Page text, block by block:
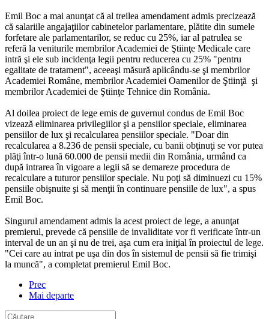
Emil Boc a mai anunţat că al treilea amendament admis precizează
că salariile angajaţiilor cabinetelor parlamentare, plătite din sumele
forfetare ale parlamentarilor, se reduc cu 25%, iar al patrulea se
referă la veniturile membrilor Academiei de Ştiinţe Medicale care
intră şi ele sub incidenţa legii pentru reducerea cu 25% "pentru
egalitate de tratament", aceeaşi măsură aplicându-se şi membrilor
Academiei Române, membrilor Academiei Oamenilor de Ştiinţă şi
membrilor Academiei de Ştiinţe Tehnice din România.
Al doilea proiect de lege emis de guvernul condus de Emil Boc
vizează eliminarea privilegiilor şi a pensiilor speciale, eliminarea
pensiilor de lux şi recalcularea pensiilor speciale. "Doar din
recalcularea a 8.236 de pensii speciale, cu banii obţinuţi se vor putea
plăţi într-o lună 60.000 de pensii medii din România, urmând ca
după intrarea în vigoare a legii să se demareze procedura de
recalculare a tuturor pensiilor speciale. Nu poţi să diminuezi cu 15%
pensiile obişnuite şi să menţii în continuare pensiile de lux", a spus
Emil Boc.
Singurul amendament admis la acest proiect de lege, a anunţat
premierul, prevede că pensiile de invaliditate vor fi verificate într-un
interval de un an şi nu de trei, aşa cum era iniţial în proiectul de lege.
"Cei care au intrat pe uşa din dos în sistemul de pensii să fie trimişi
la muncă", a completat premierul Emil Boc.
Prec
Mai departe